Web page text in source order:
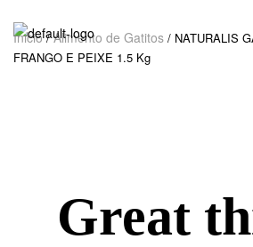
Inicio/Alimento de Gatitos / NATURALIS
FRANGO E PEIXE 1.5 Kg
Great